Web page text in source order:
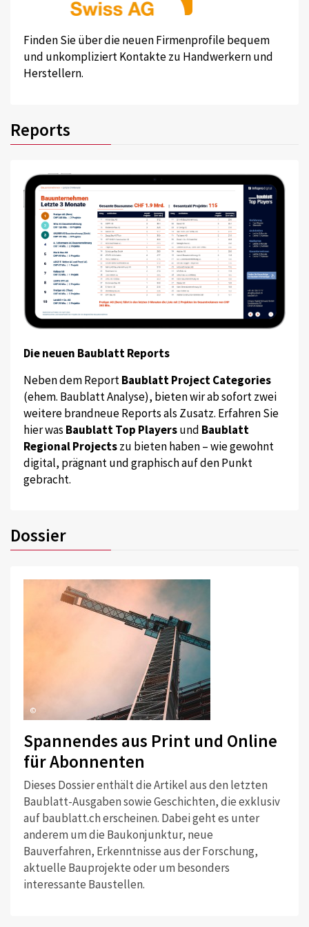
Finden Sie über die neuen Firmenprofile bequem
und unkompliziert Kontakte zu Handwerkern und
Herstellern.
Reports
Die neuen Baublatt Reports
Neben dem ReportBaublatt Project Categories
(ehem. Baublatt Analyse), bieten wir ab sofort zwei
weitere brandneue Reports als Zusatz. Erfahren Sie
hier was Baublatt Top Playersund Baublatt
Regional Projectszu bieten haben – wie gewohnt
digital, prägnant und graphisch auf den Punkt
gebracht.
Dossier
©
Spannendes aus Print und Online
für Abonnenten
Dieses Dossier enthält die Artikel aus den letzten
Baublatt-Ausgaben sowie Geschichten, die exklusiv
auf baublatt.ch erscheinen. Dabei geht es unter
anderem um die Baukonjunktur, neue
Bauverfahren, Erkenntnisse aus der Forschung,
aktuelle Bauprojekte oder um besonders
interessante Baustellen.